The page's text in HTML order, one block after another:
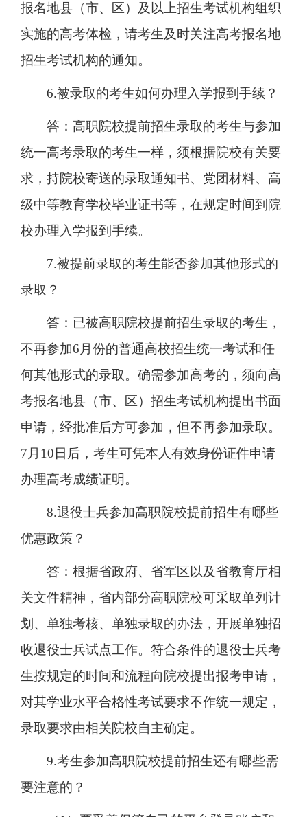
报名地县（市、区）及以上招生考试机构组织
实施的高考体检，请考生及时关注高考报名地
招生考试机构的通知。
6.被录取的考生如何办理入学报到手续？
答：高职院校提前招生录取的考生与参加
统一高考录取的考生一样，须根据院校有关要
求，持院校寄送的录取通知书、党团材料、高
级中等教育学校毕业证书等，在规定时间到院
校办理入学报到手续。
7.被提前录取的考生能否参加其他形式的
录取？
答：已被高职院校提前招生录取的考生，
不再参加6月份的普通高校招生统一考试和任
何其他形式的录取。确需参加高考的，须向高
考报名地县（市、区）招生考试机构提出书面
申请，经批准后方可参加，但不再参加录取。
7月10日后，考生可凭本人有效身份证件申请
办理高考成绩证明。
8.退役士兵参加高职院校提前招生有哪些
优惠政策？
答：根据省政府、省军区以及省教育厅相
关文件精神，省内部分高职院校可采取单列计
划、单独考核、单独录取的办法，开展单独招
收退役士兵试点工作。符合条件的退役士兵考
生按规定的时间和流程向院校提出报考申请，
对其学业水平合格性考试要求不作统一规定，
录取要求由相关院校自主确定。
9.考生参加高职院校提前招生还有哪些需
要注意的？